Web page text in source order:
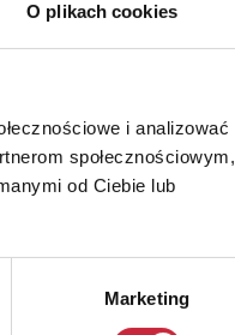
O plikach cookies
i analizować
społecznościowym,
od Ciebie lub
Marketing